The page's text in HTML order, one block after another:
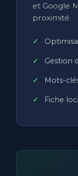
et Google
proximité.
Gestion
Mots-
Fiche